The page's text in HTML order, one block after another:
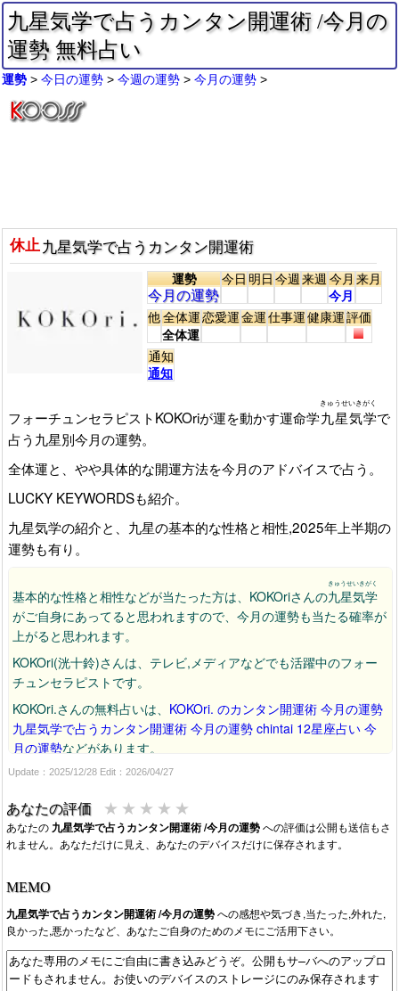
九星気学で占うカンタン開運術 /今月の
運勢 無料占い
運勢 今日の運勢 今週の運勢 今月の運勢
休止九星気学で占うカンタン開運術
運勢
今月の運勢
今日明日今週来週今月
今月
来月
他全体運
全体運
恋愛運金運仕事運健康運評価
通知
通知
フォーチュンセラピストKOKOriが運を動かす運命学九星気学
きゅうせいきがく
で
占う九星別今月の運勢。
全体運と、やや具体的な開運方法を今月のアドバイスで占う。
LUCKY KEYWORDSも紹介。
九星気学の紹介と、九星の基本的な性格と相性,2025年上半期の
運勢も有り。
基本的な性格と相性などが当たった方は、KOKOriさんの九星気学
きゅうせいきがく
がご自身にあってると思われますので、今月の運勢も当たる確率が
上がると思われます。
KOKOri(洸十鈴)さんは、テレビ,メディアなどでも活躍中のフォー
チュンセラピストです。
KOKOri.さんの無料占いは、 KOKOri. のカンタン開運術 今月の運勢
九星気学で占うカンタン開運術 今月の運勢 chintai 12星座占い 今
月の運勢などがあります。
Vogue JAPANは、ファッション誌VOGUEの日本版で、主に30代～
2025/12/28：運を動かす運命学九星気学が占う2026年の運勢
は？
に変わっています。期間限定では無いかと思われます。
して今月の運勢は？ ”に変わり、
てるようです。
2025/12/01：2025年12月今月の運勢が公開。今月は、2026年に
2025/11/01：2025年11月今月の運勢が公開。今月は、年末に向
けて始めるべき開運ティップスは？。
Update：2025/12/28 Edit：2026/04/27
あなたの評価 ★ ★ ★ ★ ★
あなたの 九星気学で占うカンタン開運術 /今月の運勢への評価は公開も送信もさ
れません。あなただけに見え、あなたのデバイスだけに保存されます。
MEMO
九星気学で占うカンタン開運術 /今月の運勢への感想や気づき,当たった,外れた,
良かった,悪かったなど、あなたご自身のためのメモにご活用下さい。